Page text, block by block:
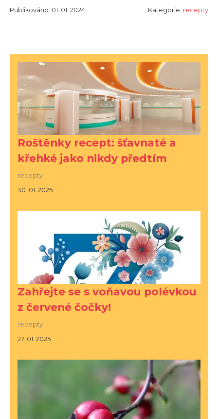
Publikováno: 01. 01. 2024 Kategorie: recepty
Roštěnky recept: šťavnaté a
křehké jako nikdy předtím
recepty
30. 01. 2025
Zahřejte se s voňavou polévkou
z červené čočky!
recepty
27. 01. 2025